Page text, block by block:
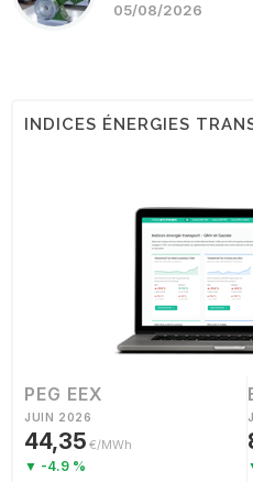
05/08/2026
INDICES ÉNERGIES
PEG EEX
JUIN 2026
44,35 €/MWh
▼ -4.9 %